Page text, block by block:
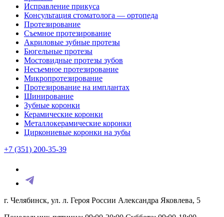
Исправление прикуса
Консультация стоматолога — ортопеда
Протезирование
Съемное протезирование
Акриловые зубные протезы
Бюгельные протезы
Мостовидные протезы зубов
Несъемное протезирование
Микропротезирование
Протезирование на имплантах
Шинирование
Зубные коронки
Керамические коронки
Металлокерамические коронки
Циркониевые коронки на зубы
+7 (351) 200-35-39
г. Челябинск, ул. л. Героя России Александра Яковлева, 5